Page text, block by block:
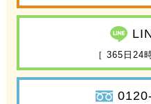
［ 365日24